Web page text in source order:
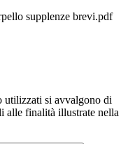
supplenze brevi.pdf
utilizzati si avvalgono di
alle finalità illustrate nella